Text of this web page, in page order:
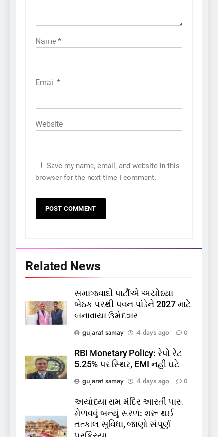
Name *
Email *
Website
Save my name, email, and website in this
browser for the next time I comment.
Related News
સમાજવાદી પાર્ટીએ અયોધ્યા
બેઠક પરથી પવન પાંડેને 2027 માટે
બનાવાયા ઉમેદવાર
gujarat samay
4 days ago 0
RBI Monetary Policy: રેપો રેટ
5.25% પર સ્થિર, EMI નહીં ઘટે
gujarat samay
4 days ago 0
અયોધ્યા રામ મંદિર આરતી પાસ
મેળવવું બન્યું સરળ: શરૂ થઈ
તત્કાલ સુવિધા, જાણો સંપૂર્ણ
કોડીનારના છારા દરિયાકાંઠે પાંચ
કિશોરો ડૂબ્યા, 3નો બચાવ, 2
લાપતા
GUJARAT TOP NEWS
6
પાસપોર્ટ વેરિફિકેશન માટે હવે
પોલીસ સ્ટેશનના ધક્કામાંથી
પ્રક્રિયા બની સરળ
GUJARAT TOP NEWS
7
રાજ્યસભામાં ‘જન્મ અને મૃત્યુ